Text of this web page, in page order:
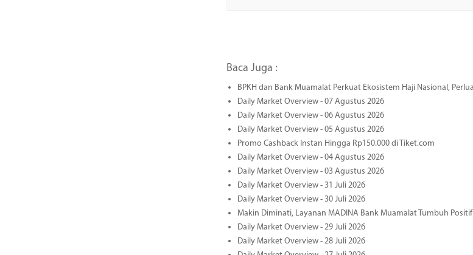
Baca Juga :
BPKH dan Bank Muamalat Perkuat Ekosistem Haji Nasional,
Daily Market Overview - 07 Agustus 2026
Daily Market Overview - 06 Agustus 2026
Daily Market Overview - 05 Agustus 2026
Promo Cashback Instan Hingga Rp150.000 di Tiket.com
Daily Market Overview - 04 Agustus 2026
Daily Market Overview - 03 Agustus 2026
Daily Market Overview - 31 Juli 2026
Daily Market Overview - 30 Juli 2026
Makin Diminati, Layanan MADINA Bank Muamalat Tumbuh Positif
Daily Market Overview - 29 Juli 2026
Daily Market Overview - 28 Juli 2026